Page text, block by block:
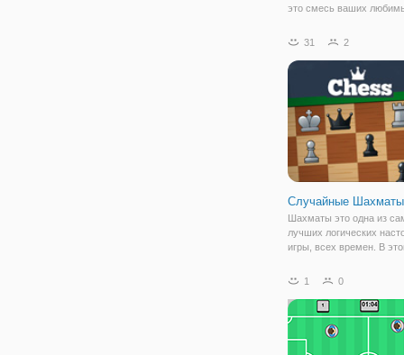
это смесь ваших
темой. Древний Рим
времени. Там были
общественные бани,
храмы и
31 2
Случайные Шахматы
Шахматы это одна из
лучших логических
игры, всех времен. В
настоящая стратегия и
вперед. Эта
повысит
1 0